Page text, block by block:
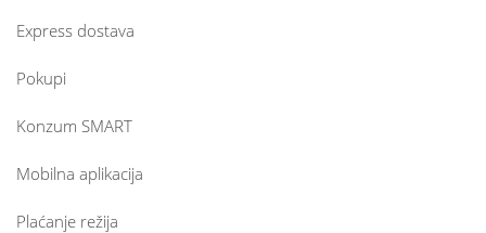
Express dostava
Pokupi
Konzum SMART
Mobilna aplikacija
Plaćanje režija